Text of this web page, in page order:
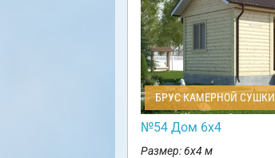
БРУС КАМЕРНОЙ СУШКИ
№54 Дом 6х4
Размер: 6х4 м